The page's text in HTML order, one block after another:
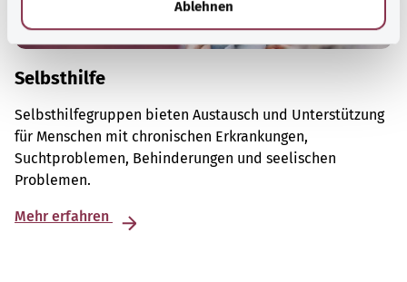
Ablehnen
Selbsthilfe
Selbsthilfegruppen bieten Austausch und Unterstützung
für Menschen mit chronischen Erkrankungen,
Suchtproblemen, Behinderungen und seelischen
Problemen.
Mehr erfahren